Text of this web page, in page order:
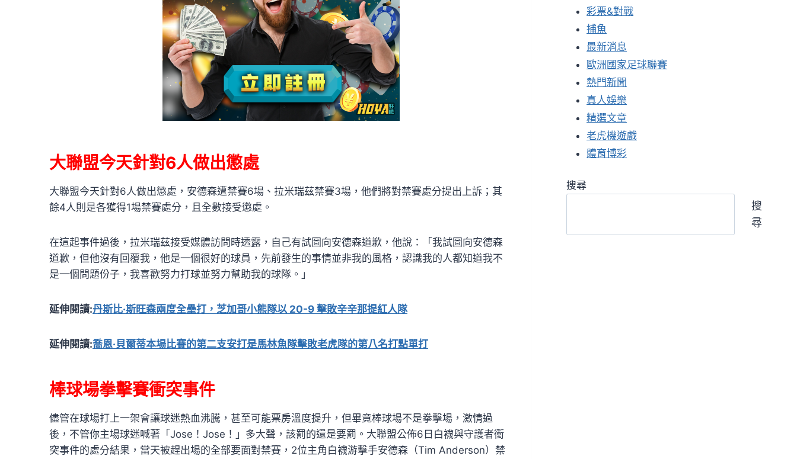
大聯盟今天針對6人做出懲處
大聯盟今天針對6人做出懲處，安德森遭禁賽6場、拉米瑞茲禁賽3場，他們將對禁賽處分提出上訴；其
餘4人則是各獲得1場禁賽處分，且全數接受懲處。
在這起事件過後，拉米瑞茲接受媒體訪問時透露，自己有試圖向安德森道歉，他說：「我試圖向安德森
道歉，但他沒有回覆我，他是一個很好的球員，先前發生的事情並非我的風格，認識我的人都知道我不
是一個問題份子，我喜歡努力打球並努力幫助我的球隊。」
延伸閱讀:丹斯比·斯旺森兩度全壘打，芝加哥小熊隊以 20-9 擊敗辛辛那提紅人隊
延伸閱讀:喬恩·貝爾蒂本場比賽的第二支安打是馬林魚隊擊敗老虎隊的第八名打點單打
棒球場拳擊賽衝突事件
儘管在球場打上一架會讓球迷熱血沸騰，甚至可能票房溫度提升，但畢竟棒球場不是拳擊場，激情過
後，不管你主場球迷喊著「Jose！Jose！」多大聲，該罰的還是要罰。大聯盟公佈6日白襪與守護者衝
突事件的處分結果，當天被趕出場的全部要面對禁賽，2位主角白襪游擊手安德森（Tim Anderson）禁
彩票&對戰
捕魚
最新消息
歐洲國家足球聯賽
熱門新聞
真人娛樂
精選文章
老虎機遊戲
體育博彩
搜尋
搜
尋